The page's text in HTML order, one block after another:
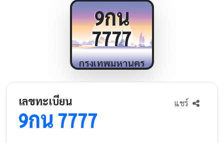
9กน
7777
กรุงเทพมหานคร
เลขทะเบียน
9กน 7777
แชร์